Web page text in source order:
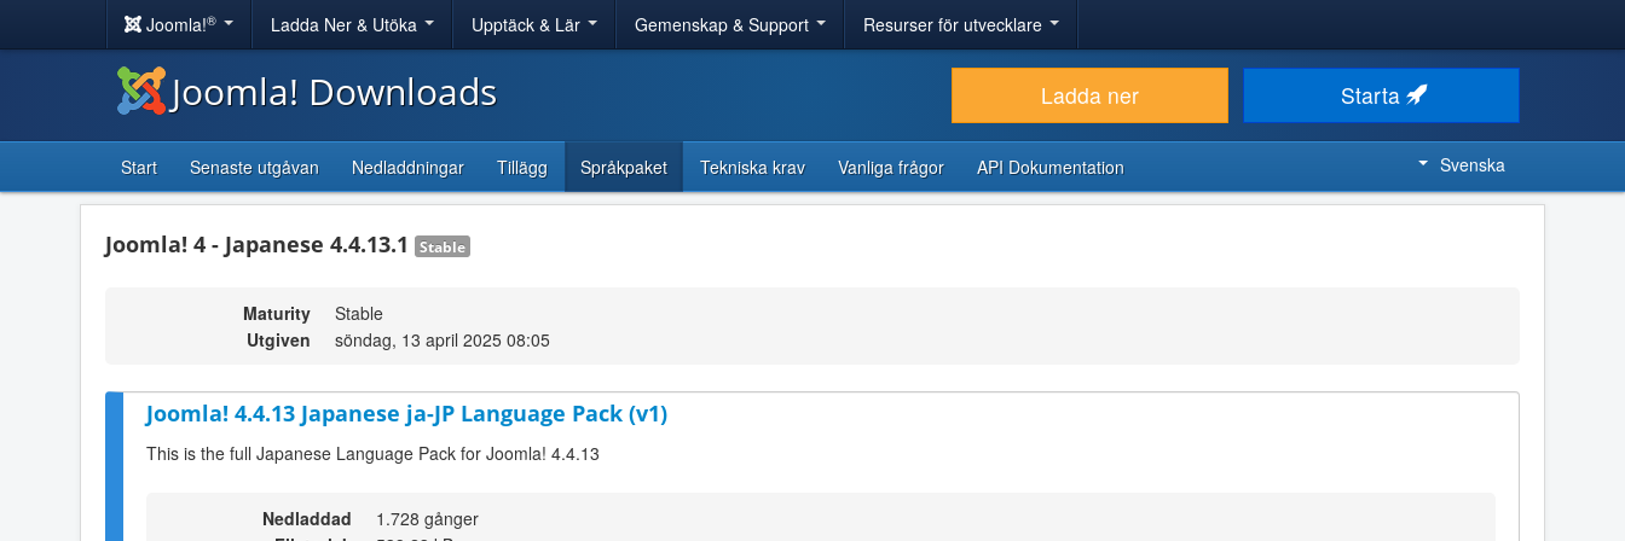
Joomla!® Ladda Ner & Utöka Upptäck & Lär Gemenskap & Support Resurser för utvecklare
Joomla! Downloads Ladda ner Starta
Start Senaste utgåvan Nedladdningar Tillägg Språkpaket Tekniska krav Vanliga frågor API Dokumentation Svenska
Joomla! 4 - Japanese 4.4.13.1 Stable
Maturity
Stable
Utgiven
söndag, 13 april 2025 08:05
Joomla! 4.4.13 Japanese ja-JP Language Pack (v1)
This is the full Japanese Language Pack for Joomla! 4.4.13
Nedladdad
1.728 gånger